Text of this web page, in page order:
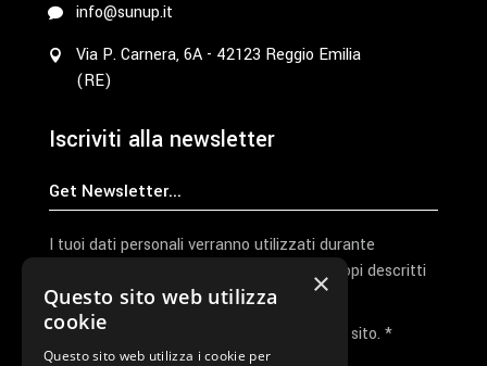
info@sunup.it
Via P. Carnera, 6A - 42123 Reggio Emilia
(RE)
Iscriviti alla newsletter
I tuoi dati personali verranno utilizzati durante
l'elaborazione della richiesta e per altri scopi descritti
nella nostraprivacy policy
Ho letto e accetto la privacy policy del sito. *
×
Questo sito web utilizza
cookie
Questo sito web utilizza i cookie per